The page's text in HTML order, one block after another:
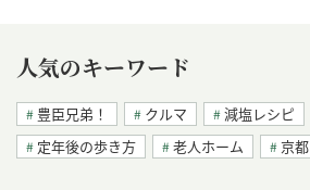
人気のキーワード
豊臣兄弟！ クルマ 減塩レシピ
定年後の歩き方
老人ホーム 京都